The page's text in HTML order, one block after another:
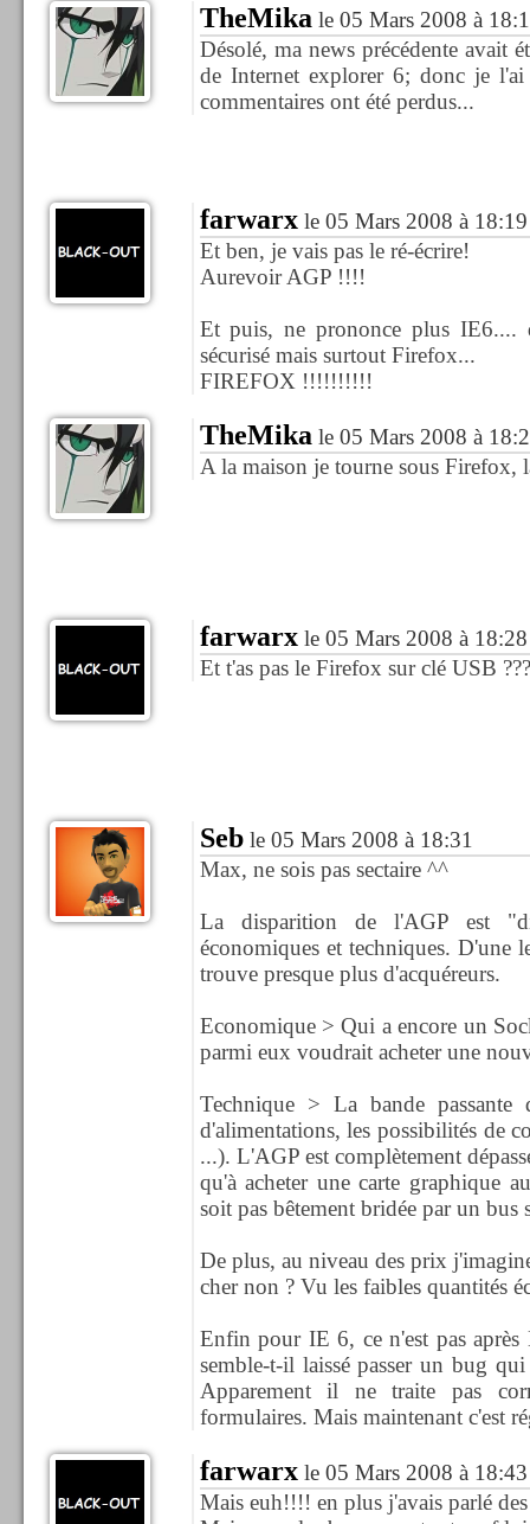
TheMika le 05 Mars 2008 à
Désolé, ma news précédente avait
de Internet explorer 6; donc je l'ai
commentaires ont été perdus...
farwarxle 05 Mars 2008 à 18:19
Et ben, je vais pas le ré-écrire!
Aurevoir AGP !!!!
Et puis, ne prononce plus
sécurisé mais surtout Firefox...
FIREFOX !!!!!!!!!!
TheMika le 05 Mars 2008 à
A la maison je tourne sous Firefox,
farwarxle 05 Mars 2008 à 18:28
Et t'as pas le Firefox sur clé USB
Seble 05 Mars 2008 à 18:31
Max, ne sois pas sectaire ^^
La disparition de l'AGP est
économiques et techniques. D'une
trouve presque plus d'acquéreurs.
Economique > Qui a encore un
parmi eux voudrait acheter une
Technique > La bande
d'alimentations, les possibilités de
...). L'AGP est complètement
qu'à acheter une carte graphique
soit pas bêtement bridée par un bus
De plus, au niveau des prix
cher non ? Vu les faibles quantités
Enfin pour IE 6, ce n'est pas
semble-t-il laissé passer un bug
Apparement il ne traite pas
formulaires. Mais maintenant c'est
farwarxle 05 Mars 2008 à 18:43
Mais euh!!!! en plus j'avais parlé